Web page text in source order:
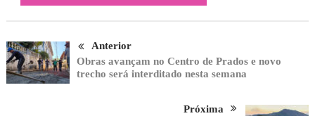
Anterior
Obras avançam no Centro de Prados e novo
trecho será interditado nesta semana
Próxima